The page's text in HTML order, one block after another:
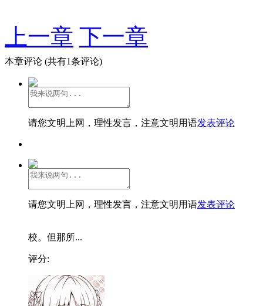
上一章 下一章
本章评论 (共有1条评论)
请您文明上网，理性发言，注意文明用语发表评论
请您文明上网，理性发言，注意文明用语发表评论
校。但那所...
评分: